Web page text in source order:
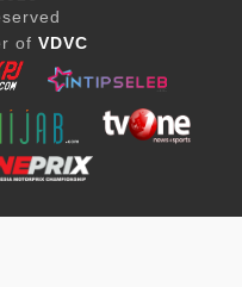
of VDVC